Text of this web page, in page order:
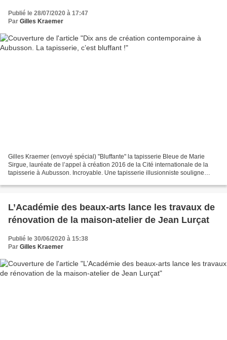
Publié le 28/07/2020 à 17:47
Par Gilles Kraemer
Gilles Kraemer (envoyé spécial) "Bluffante" la tapisserie Bleue de Marie
Sirgue, lauréate de l’appel à création 2016 de la Cité internationale de la
tapisserie à Aubusson. Incroyable. Une tapisserie illusionniste souligne
L’Académie des beaux-arts lance les travaux de
rénovation de la maison-atelier de Jean Lurçat
Publié le 30/06/2020 à 15:38
Par Gilles Kraemer